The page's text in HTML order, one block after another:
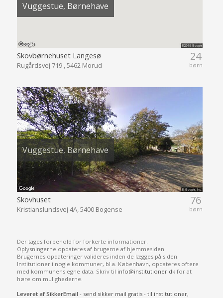
Vuggestue, Børnehave
24
børn
Skovbørnehuset Langesø
Rugårdsvej 719 , 5462 Morud
Vuggestue, Børnehave
76
børn
Skovhuset
Kristianslundsvej 4A, 5400 Bogense
Der tages forbehold for forkerte informationer.
Oplysningerne opdateres af brugerne af hjemmesiden.
Brugernes opdateringer valideres inden de lægges på siden.
Institutioner i nogle kommuner, bl.a. København, opdateres oftere
med kommunens egne data. Skriv til info@institutioner.dkfor at
høre om mulighederne.
Leveret af SikkerEmail - send sikker mail gratis - til institutioner,